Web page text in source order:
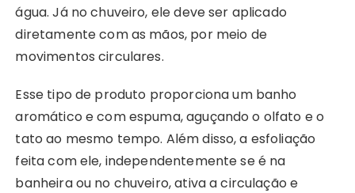
água. Já no chuveiro, ele deve ser aplicado
diretamente com as mãos, por meio de
movimentos circulares.
Esse tipo de produto proporciona um banho
aromático e com espuma, aguçando o olfato e o
tato ao mesmo tempo. Além disso, a esfoliação
feita com ele, independentemente se é na
banheira ou no chuveiro, ativa a circulação e